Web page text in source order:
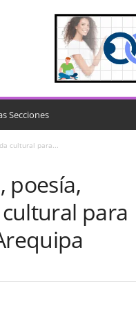
Secciones
cultural para...
poesía,
para